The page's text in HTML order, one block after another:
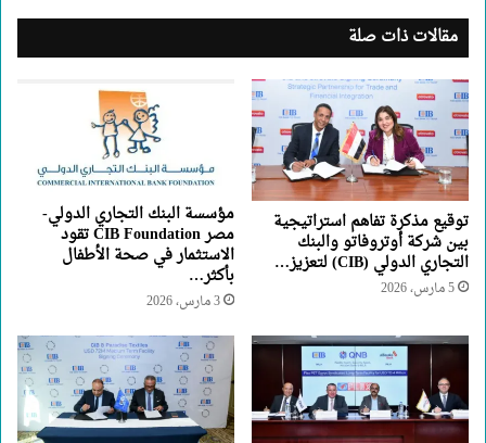
مقالات ذات صلة
توقيع مذكرة تفاهم استراتيجية
بين شركة أوتروفاتو والبنك
التجاري الدولي (CIB) لتعزيز…
5 مارس، 2026
مؤسسة البنك التجاري الدولي-
مصر CIB Foundation تقود
الاستثمار في صحة الأطفال
بأكثر…
3 مارس، 2026